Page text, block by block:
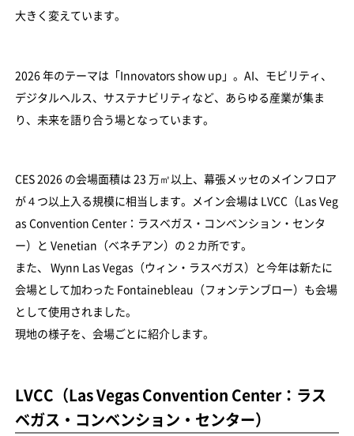
大きく変えています。
2026 年のテーマは「Innovators show up」。AI、モビリティ、
デジタルヘルス、サステナビリティなど、あらゆる産業が集ま
り、未来を語り合う場となっています。
CES 2026 の会場面積は 23 万㎡以上、幕張メッセのメインフロア
が４つ以上入る規模に相当します。メイン会場は LVCC（Las Veg
as Convention Center：ラスベガス・コンベンション・センタ
ー）と Venetian（ベネチアン）の２カ所です。
また、 Wynn Las Vegas（ウィン・ラスベガス）と今年は新たに
会場として加わった Fontainebleau（フォンテンブロー）も会場
として使用されました。
現地の様子を、会場ごとに紹介します。
LVCC（Las Vegas Convention Center：ラス
ベガス・コンベンション・センター）